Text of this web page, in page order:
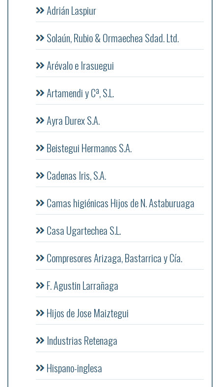
Adrián Laspiur
Solaún, Rubio & Ormaechea Sdad. Ltd.
Arévalo e Irasuegui
Artamendi y Cª, S.L.
Ayra Durex S.A.
Beistegui Hermanos S.A.
Cadenas Iris, S.A.
Camas higiénicas Hijos de N. Astaburuaga
Casa Ugartechea S.L.
Compresores Arizaga, Bastarrica y Cía.
F. Agustin Larrañaga
Hijos de Jose Maiztegui
Industrias Retenaga
Hispano-inglesa